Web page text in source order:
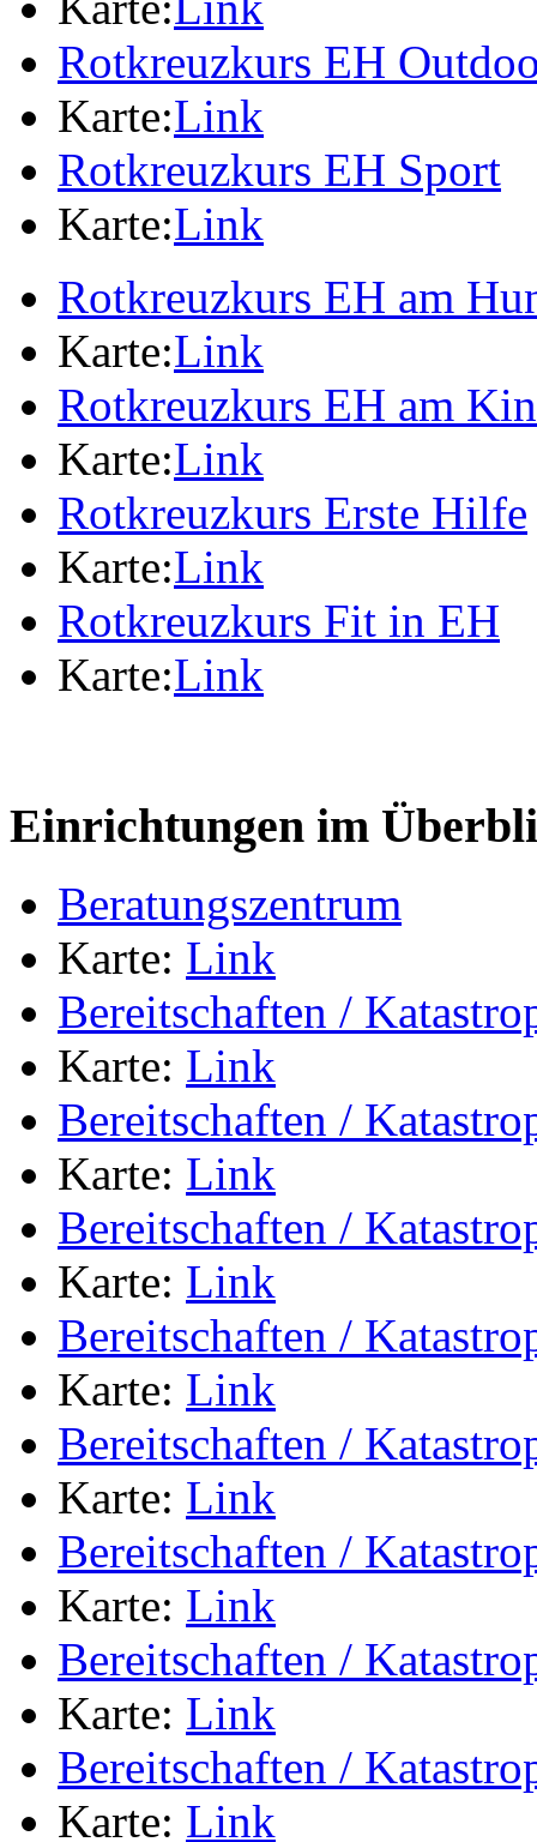
Rotkreuzkurs EH
Karte:Link
Rotkreuzkurs EH Sport
Karte:Link
Rotkreuzkurs EH am
Karte:Link
Rotkreuzkurs EH am
Karte:Link
Rotkreuzkurs Erste Hilfe
Karte:Link
Rotkreuzkurs Fit in EH
Karte:Link
Einrichtungen im
Beratungszentrum
Karte: Link
Bereitschaften /
Karte: Link
Bereitschaften /
Karte: Link
Bereitschaften /
Karte: Link
Bereitschaften /
Karte: Link
Bereitschaften /
Karte: Link
Bereitschaften /
Karte: Link
Bereitschaften /
Karte: Link
Bereitschaften /
Karte: Link